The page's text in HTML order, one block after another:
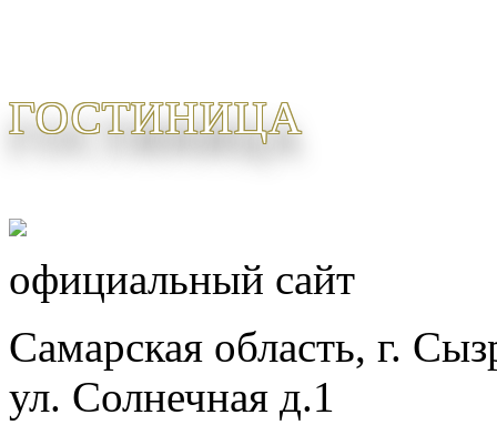
ГОСТИНИЦА
официальный сайт
Самарская область, г.
ул. Солнечная д.1